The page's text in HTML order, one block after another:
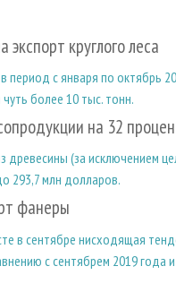
круглого леса
с января по октябрь
более 10 тыс. тонн.
на 32
древесины (за исключением
293,7 млн долларов.
фанеры
сентябре нисходящая
с сентябрем 2019